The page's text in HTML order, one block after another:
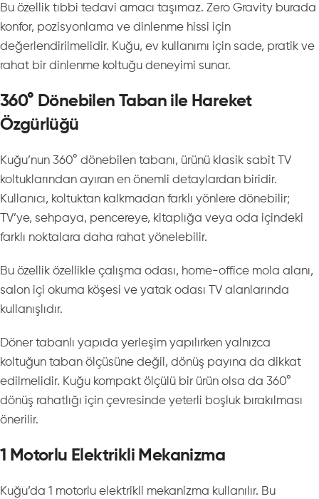
Bu özellik tıbbi tedavi amacı taşımaz. Zero Gravity burada
konfor, pozisyonlama ve dinlenme hissi için
değerlendirilmelidir. Kuğu, ev kullanımı için sade, pratik ve
rahat bir dinlenme koltuğu deneyimi sunar.
360° Dönebilen Taban ile Hareket
Özgürlüğü
Kuğu’nun 360° dönebilen tabanı, ürünü klasik sabit TV
koltuklarından ayıran en önemli detaylardan biridir.
Kullanıcı, koltuktan kalkmadan farklı yönlere dönebilir;
TV’ye, sehpaya, pencereye, kitaplığa veya oda içindeki
farklı noktalara daha rahat yönelebilir.
Bu özellik özellikle çalışma odası, home-office mola alanı,
salon içi okuma köşesi ve yatak odası TV alanlarında
kullanışlıdır.
Döner tabanlı yapıda yerleşim yapılırken yalnızca
koltuğun taban ölçüsüne değil, dönüş payına da dikkat
edilmelidir. Kuğu kompakt ölçülü bir ürün olsa da 360°
dönüş rahatlığı için çevresinde yeterli boşluk bırakılması
önerilir.
1 Motorlu Elektrikli Mekanizma
Kuğu’da 1 motorlu elektrikli mekanizma kullanılır. Bu